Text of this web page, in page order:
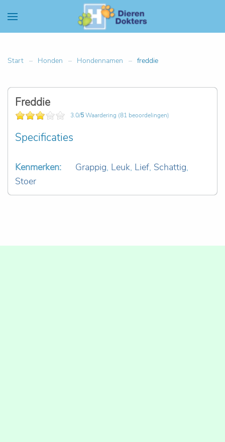
Start Honden Hondennamen freddie
Freddie
3.0/5Waardering (81 beoordelingen)
Specificaties
Kenmerken: Grappig, Leuk, Lief, Schattig,
Stoer